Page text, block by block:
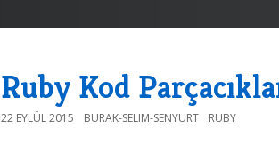
Ruby Kod
22 EYLÜL 2015 BURAK-SELIM-SENYURT RUBY